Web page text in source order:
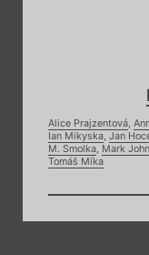
Alice Prajzentová,
Ian Mikyska, Jan
M. Smolka, Mark
Tomáš Míka